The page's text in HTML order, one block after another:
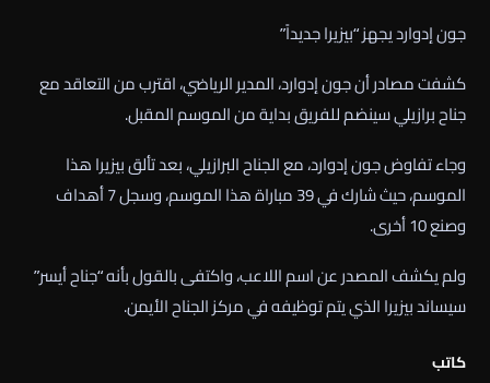
جون إدوارد يجهز “بيزيرا جديداً”
كشفت مصادر أن جون إدوارد، المدير الرياضي، اقترب من التعاقد مع
جناح برازيلي سينضم للفريق بداية من الموسم المقبل.
وجاء تفاوض جون إدوارد، مع الجناح البرازيلي، بعد تألق بيزيرا هذا
الموسم، حيث شارك في 39 مباراة هذا الموسم، وسجل 7 أهداف
وصنع 10 أخرى.
ولم يكشف المصدر عن اسم اللاعب، واكتفى بالقول بأنه “جناح أيسر”
سيساند بيزيرا الذي يتم توظيفه في مركز الجناح الأيمن.
كاتب